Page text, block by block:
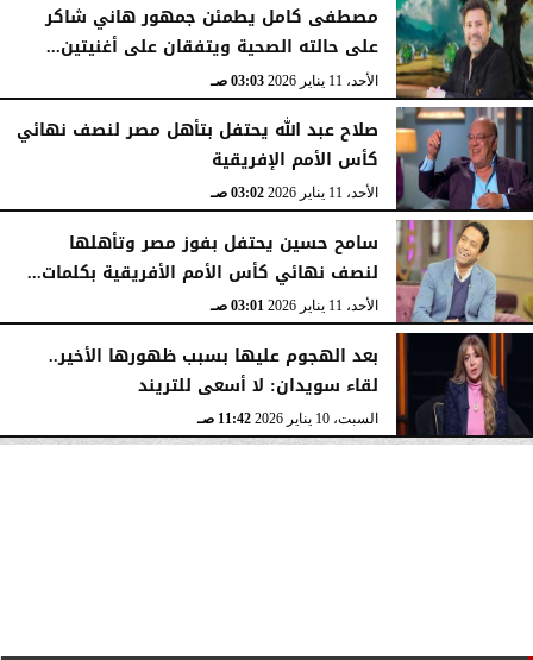
مصطفى كامل يطمئن جمهور هاني شاكر
على حالته الصحية ويتفقان على أغنيتين...
الأحد، 11 يناير 2026 03:03 صـ
صلاح عبد الله يحتفل بتأهل مصر لنصف نهائي
كأس الأمم الإفريقية
الأحد، 11 يناير 2026 03:02 صـ
سامح حسين يحتفل بفوز مصر وتأهلها
لنصف نهائي كأس الأمم الأفريقية بكلمات...
الأحد، 11 يناير 2026 03:01 صـ
بعد الهجوم عليها بسبب ظهورها الأخير..
لقاء سويدان: لا أسعى للتريند
السبت، 10 يناير 2026 11:42 صـ